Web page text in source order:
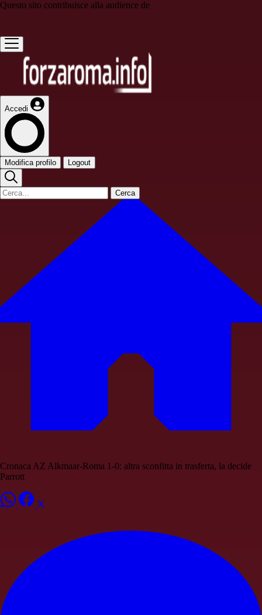
Questo sito contribuisce alla audience de
Accedi
Modifica profilo Logout
Cerca
Cronaca AZ Alkmaar-Roma 1-0: altra sconfitta in trasferta, la decide
Parrott